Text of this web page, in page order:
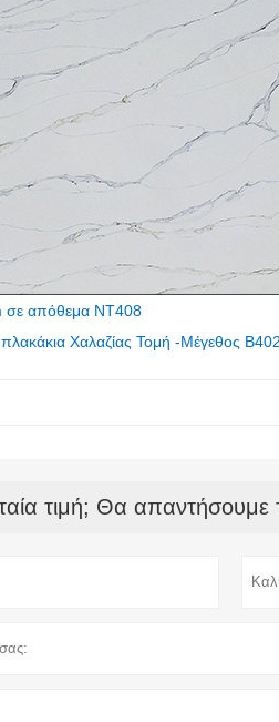
σε απόθεμα NT408
Χαλαζίας Τομή -Μέγεθος
τιμή; Θα